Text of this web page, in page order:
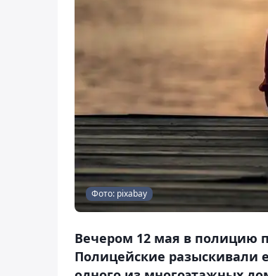
Фото: pixabay
Вечером 12 мая в полицию
Полицейские разыскивали